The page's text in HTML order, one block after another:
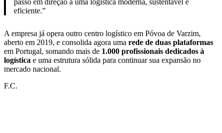
eficiente.”
A empresa já opera outro centro logístico em Póvoa de Varzim,
aberto em 2019, e consolida agora uma rede de duas plataformas
em Portugal, somando mais de 1.000 profissionais dedicados à
logística e uma estrutura sólida para continuar sua expansão no
mercado nacional.
F.C.